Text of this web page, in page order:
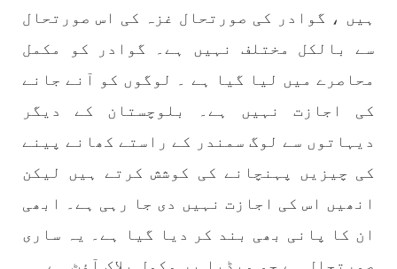
ہیں ، گوادر کی صورتحال غزہ کی اس صورتحال
سے بالکل مختلف نہیں ہے۔ گوادر کو مکمل
محاصرے میں لیا گیا ہے ۔ لوگوں کو آنے جانے
کی اجازت نہیں ہے۔ بلوچستان کے دیگر
دیہاتوں سے لوگ سمندر کے راستے کھانے پینے
کی چیزیں پہنچانے کی کوشش کرتے ہیں لیکن
انھیں اس کی اجازت نہیں دی جا رہی ہے۔ ابھی
ان کا پانی بھی بند کر دیا گیا ہے۔ یہ ساری
صورتحال ہے جو میڈیا پر مکمل بلاک آؤٹ ہے۔